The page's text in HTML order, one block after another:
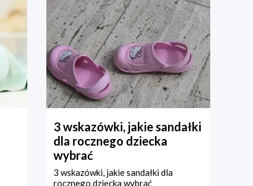
3 wskazówki, jakie sandałki
dla rocznego dziecka
wybrać
3 wskazówki, jakie sandałki dla
rocznego dziecka wybrać